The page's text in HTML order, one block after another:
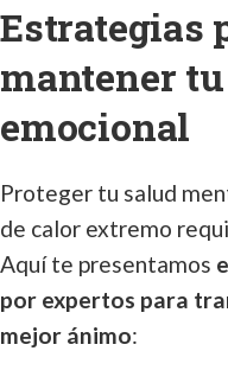
Estrategias
mantener
emocional
Proteger tu salud
de calor extremo
Aquí te presentamos
por expertos para
mejor ánimo: